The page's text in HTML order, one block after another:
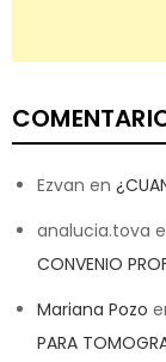
Ezvan en
analucia.tova
CONVENIO
Mariana Pozo
PARA